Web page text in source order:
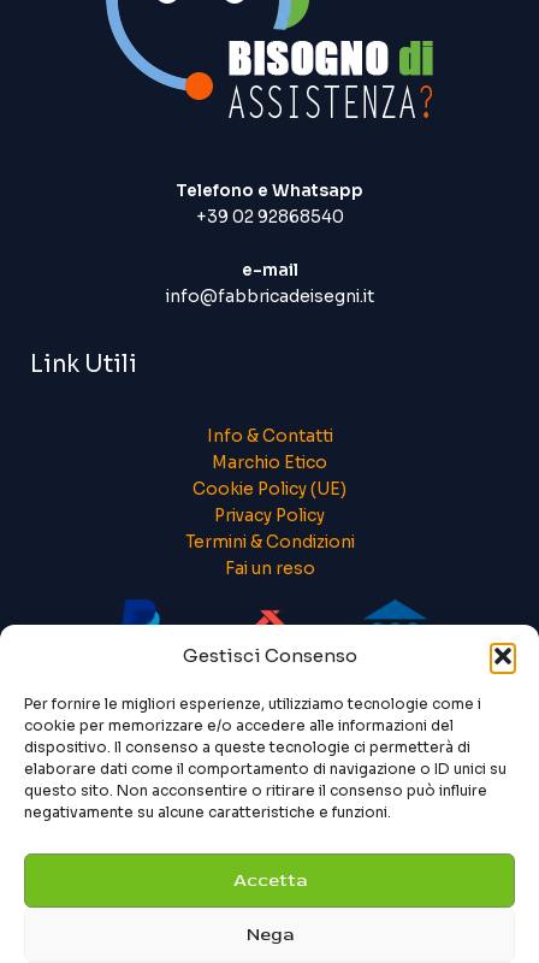
Gestisci Consenso
Per fornire le migliori esperienze, utilizziamo tecnologie come i
cookie per memorizzare e/o accedere alle informazioni del
dispositivo. Il consenso a queste tecnologie ci permetterà di
elaborare dati come il comportamento di navigazione o ID unici su
questo sito. Non acconsentire o ritirare il consenso può influire
negativamente su alcune caratteristiche e funzioni.
Accetta
Nega
Telefono e Whatsapp
+39 02 92868540
e-mail
info@fabbricadeisegni.it
Link Utili
Info & Contatti
Marchio Etico
Cookie Policy (UE)
Privacy Policy
Termini & Condizioni
Fai un reso